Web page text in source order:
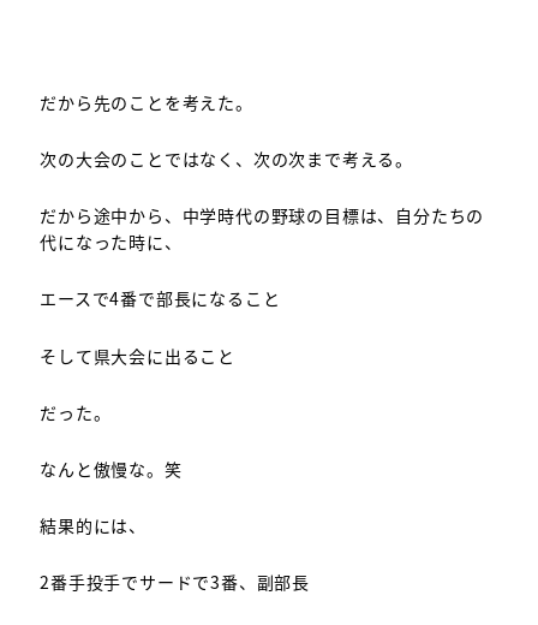
だから先のことを考えた。
次の大会のことではなく、次の次まで考える。
だから途中から、中学時代の野球の目標は、自分たちの
代になった時に、
エースで4番で部長になること
そして県大会に出ること
だった。
なんと傲慢な。笑
結果的には、
2番手投手でサードで3番、副部長